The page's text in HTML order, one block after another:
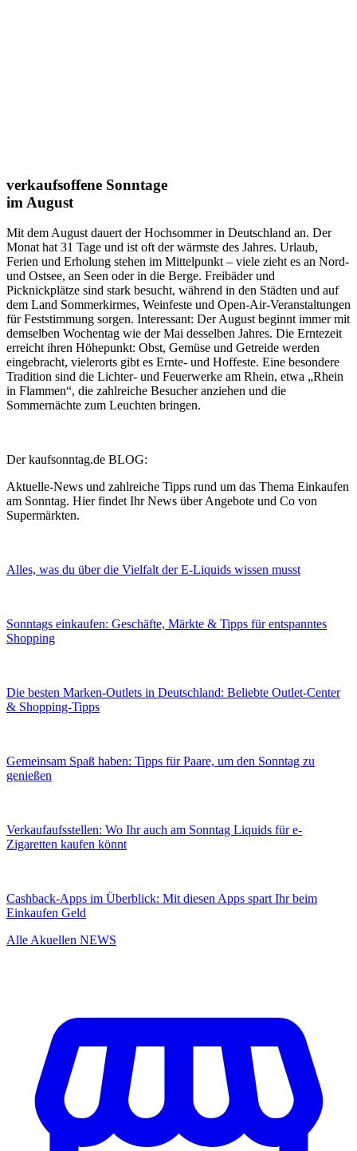
verkaufsoffene Sonntage
im August
Mit dem August dauert der Hochsommer in Deutschland an. Der
Monat hat 31 Tage und ist oft der wärmste des Jahres. Urlaub,
Ferien und Erholung stehen im Mittelpunkt – viele zieht es an Nord-
und Ostsee, an Seen oder in die Berge. Freibäder und
Picknickplätze sind stark besucht, während in den Städten und auf
dem Land Sommerkirmes, Weinfeste und Open-Air-Veranstaltungen
für Feststimmung sorgen. Interessant: Der August beginnt immer mit
demselben Wochentag wie der Mai desselben Jahres. Die Erntezeit
erreicht ihren Höhepunkt: Obst, Gemüse und Getreide werden
eingebracht, vielerorts gibt es Ernte- und Hoffeste. Eine besondere
Tradition sind die Lichter- und Feuerwerke am Rhein, etwa „Rhein
in Flammen“, die zahlreiche Besucher anziehen und die
Sommernächte zum Leuchten bringen.
Der kaufsonntag.de BLOG:
Aktuelle-News und zahlreiche Tipps rund um das Thema Einkaufen
am Sonntag. Hier findet Ihr News über Angebote und Co von
Supermärkten.
Alles, was du über die Vielfalt der E-Liquids wissen musst
Sonntags einkaufen: Geschäfte, Märkte & Tipps für entspanntes
Shopping
Die besten Marken-Outlets in Deutschland: Beliebte Outlet-Center
& Shopping-Tipps
Gemeinsam Spaß haben: Tipps für Paare, um den Sonntag zu
genießen
Verkaufaufsstellen: Wo Ihr auch am Sonntag Liquids für e-
Zigaretten kaufen könnt
Cashback-Apps im Überblick: Mit diesen Apps spart Ihr beim
Einkaufen Geld
Alle Akuellen NEWS